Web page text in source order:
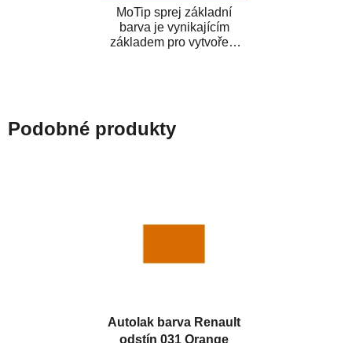
MoTip sprej základní
barva je vynikajícím
základem pro vytvoření
Podobné produkty
Autolak barva Renault
odstín 031 Orange